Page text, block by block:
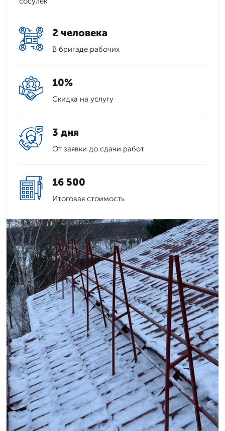
2 человека
В бригаде рабочих
10%
Скидка на услугу
3 дня
От заявки до сдачи работ
16 500
Итоговая стоимость